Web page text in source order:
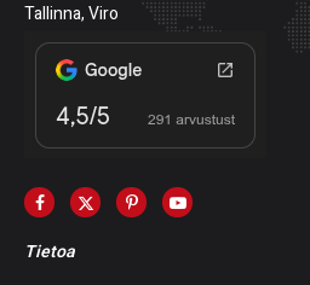
Tallinna, Viro
Tietoa